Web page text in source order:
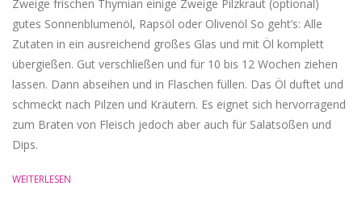
Zweige frischen Thymian einige Zweige Pilzkraut (optional)
gutes Sonnenblumenöl, Rapsöl oder Olivenöl So geht’s: Alle
Zutaten in ein ausreichend großes Glas und mit Öl komplett
übergießen. Gut verschließen und für 10 bis 12 Wochen ziehen
lassen. Dann abseihen und in Flaschen füllen. Das Öl duftet und
schmeckt nach Pilzen und Kräutern. Es eignet sich hervorragend
zum Braten von Fleisch jedoch aber auch für Salatsoßen und
Dips.
WEITERLESEN